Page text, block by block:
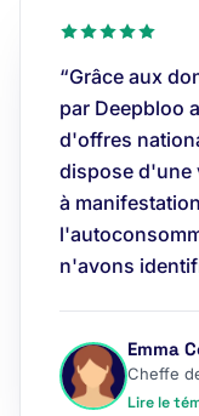
“Grâce aux
par Deepbloo
d'offres
dispose d'une
à
n'avons
Emma
Lire le